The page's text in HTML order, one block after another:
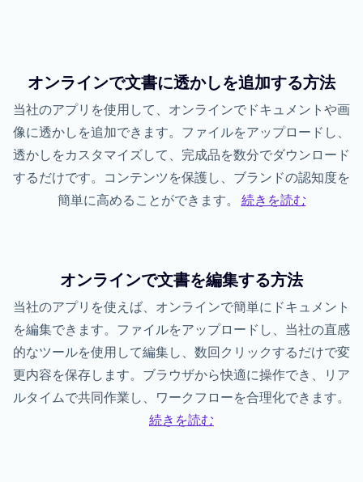
オンラインで文書に透かしを追加する方法
当社のアプリを使用して、オンラインでドキュメントや画
像に透かしを追加できます。ファイルをアップロードし、
透かしをカスタマイズして、完成品を数分でダウンロード
するだけです。コンテンツを保護し、ブランドの認知度を
簡単に高めることができます。 続きを読む
オンラインで文書を編集する方法
当社のアプリを使えば、オンラインで簡単にドキュメント
を編集できます。ファイルをアップロードし、当社の直感
的なツールを使用して編集し、数回クリックするだけで変
更内容を保存します。ブラウザから快適に操作でき、リア
ルタイムで共同作業し、ワークフローを合理化できます。
続きを読む